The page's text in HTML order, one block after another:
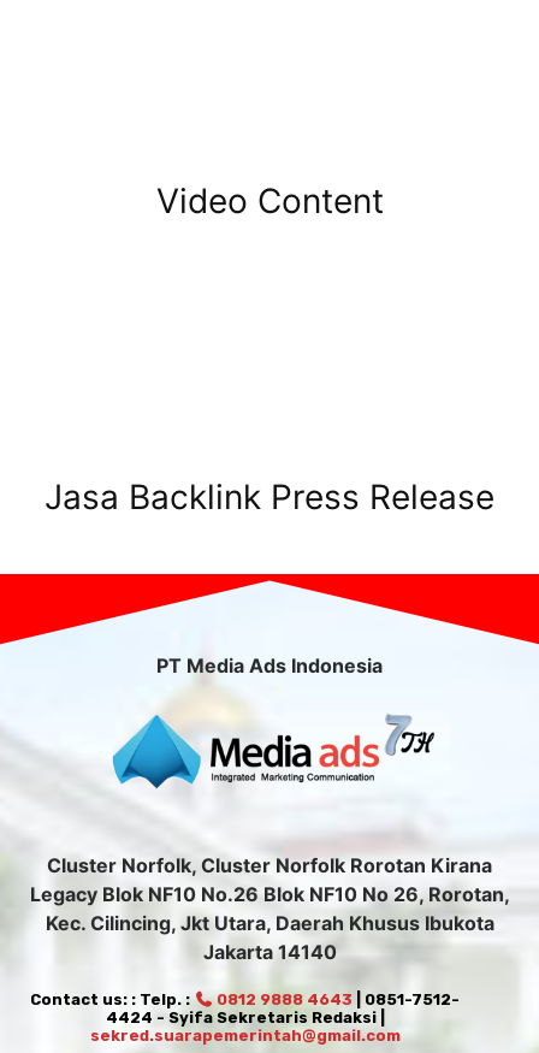
Video Content
Jasa Backlink Press Release
PT Media Ads Indonesia
Cluster Norfolk, Cluster Norfolk Rorotan Kirana
Legacy Blok NF10 No.26 Blok NF10 No 26, Rorotan,
Kec. Cilincing, Jkt Utara, Daerah Khusus Ibukota
Jakarta 14140
Contact us: : Telp. : 0812 9888 4643 | 0851-7512-
4424 - Syifa Sekretaris Redaksi |
sekred.suarapemerintah@gmail.com